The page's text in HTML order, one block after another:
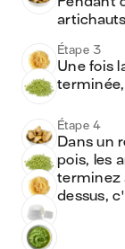
Étape 3
Une fois
Étape 4
Dans un
pois, les
terminez
dessus,